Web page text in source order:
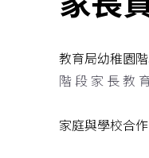
教育局幼稚園
階 段 家 長 教
家庭與學校合